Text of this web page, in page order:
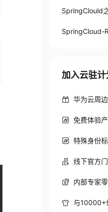
SpringClould
SpringCloud-
加入云驻
华为云周
免费体验
特殊身份
线下官方
内部专家
与10000+